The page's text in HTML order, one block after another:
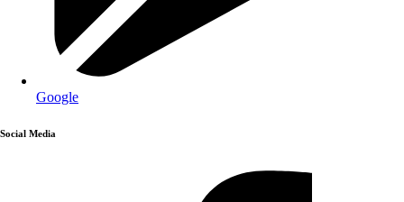
Google
Social Media